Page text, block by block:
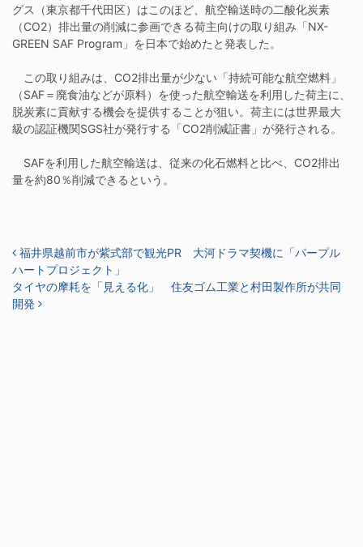
グス（東京都千代田区）はこのほど、航空輸送時の二酸化炭素
（CO2）排出量の削減に参画できる荷主向けの取り組み「NX-
GREEN SAF Program」を日本で始めたと発表した。
この取り組みは、CO2排出量が少ない「持続可能な航空燃料」
（SAF＝廃食油などが原料）を使った航空輸送を利用した荷主に、
脱炭素に貢献する機会を提供することが狙い。荷主には世界最大
級の認証機関SGS社が発行する「CO2削減証書」が発行される。
SAFを利用した航空輸送は、従来の化石燃料と比べ、CO2排出
量を約80％削減できるという。
投稿ナビゲーション
福井県越前市が紫式部で観光PR 大河ドラマ契機に「パープル
ハートプロジェクト」
タイヤの摩耗を「見える化」 住友ゴム工業と村田製作所が共同
開発